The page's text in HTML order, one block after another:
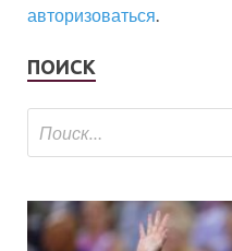
авторизоваться
ПОИСК